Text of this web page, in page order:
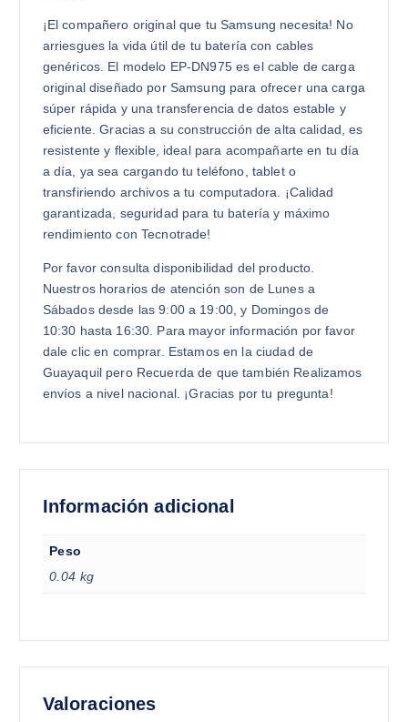
¡El compañero original que tu Samsung necesita! No
arriesgues la vida útil de tu batería con cables
genéricos. El modelo EP-DN975 es el cable de carga
original diseñado por Samsung para ofrecer una carga
súper rápida y una transferencia de datos estable y
eficiente. Gracias a su construcción de alta calidad, es
resistente y flexible, ideal para acompañarte en tu día
a día, ya sea cargando tu teléfono, tablet o
transfiriendo archivos a tu computadora. ¡Calidad
garantizada, seguridad para tu batería y máximo
rendimiento con Tecnotrade!
Por favor consulta disponibilidad del producto.
Nuestros horarios de atención son de Lunes a
Sábados desde las 9:00 a 19:00, y Domingos de
10:30 hasta 16:30. Para mayor información por favor
dale clic en comprar. Estamos en la ciudad de
Guayaquil pero Recuerda de que también Realizamos
envíos a nivel nacional. ¡Gracias por tu pregunta!
Información adicional
Peso
0.04 kg
Valoraciones